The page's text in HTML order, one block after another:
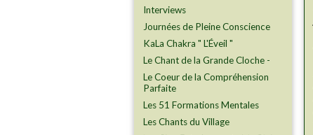
Interviews
Journées de Pleine Conscience
KaLa Chakra " L'Éveil "
Le Chant de la Grande Cloche -
Le Coeur de la Compréhension
Parfaite
Les 51 Formations Mentales
Les Chants du Village